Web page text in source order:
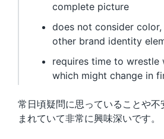
complete picture
does not consider
other brand identity
requires time to wrestle
which might change in
常日頃疑問に思っていることや不
まれていて非常に興味深いです。